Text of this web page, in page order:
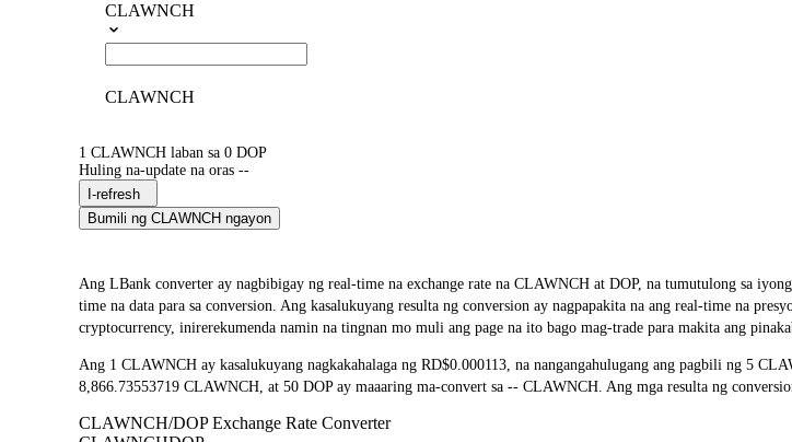
CLAWNCH
CLAWNCH
1 CLAWNCH laban sa 0 DOP
Huling na-update na oras --
I-refresh
Bumili ng CLAWNCH ngayon
Ang LBank converter ay nagbibigay ng real-time na exchange rate na CLAWNCH at DOP, na tumutulong sa
time na data para sa conversion. Ang kasalukuyang resulta ng conversion ay nagpapakita na ang real-time na
cryptocurrency, inirerekumenda namin na tingnan mo muli ang page na ito bago mag-trade para makita ang
Ang 1 CLAWNCH ay kasalukuyang nagkakahalaga ng RD$0.000113, na nangangahulugang ang pagbili ng 5
8,866.73553719 CLAWNCH, at 50 DOP ay maaaring ma-convert sa -- CLAWNCH. Ang mga resulta ng
CLAWNCH/DOP Exchange Rate Converter